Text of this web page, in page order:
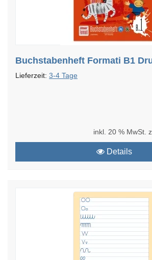
Buchstabenheft Formati B1
Lieferzeit: 3-4 Tage
inkl. 20 % MwSt.
Details